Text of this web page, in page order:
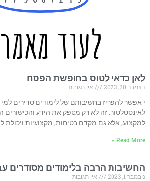
לעוד
לאן כדאי לטוס בחופשת הפסח
דצמבר 20, 2023
אין תגובות
י אפשר להפריז בחשיבותם של לימודים סדירים
לאינסטלטור. זה לא רק מספק את הידע והכישורים
למקצוע, אלא גם מקדם בטיחות, מקצועיות ויכולת
Read More »
החשיבות הרבה בלימודים מסודרים
נובמבר 1, 2023
אין תגובות